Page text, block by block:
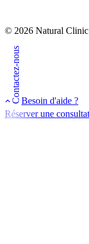
© 2026 Natural
Contactez-nous Besoin d'aide ?
Réserver une